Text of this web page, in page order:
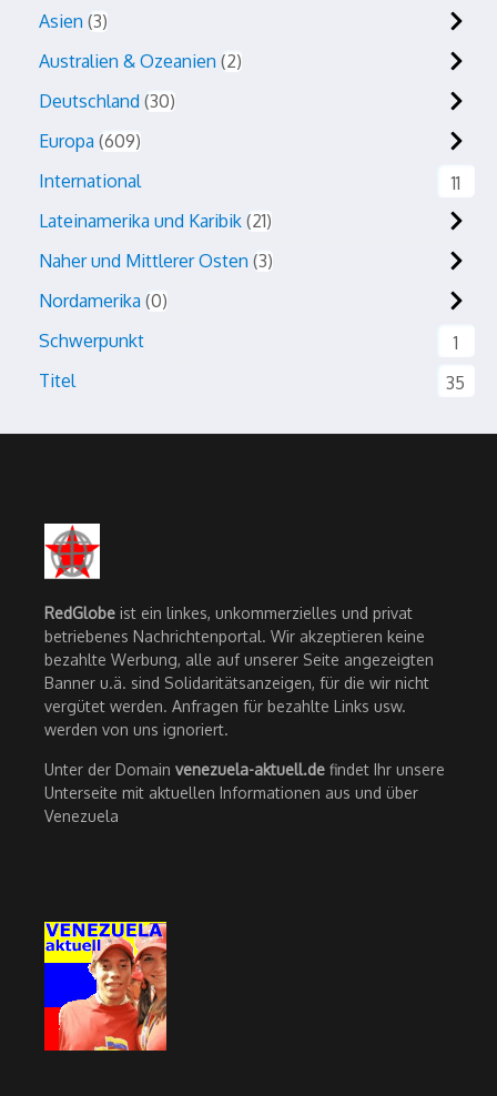
Asien 3
Australien & Ozeanien 2
Deutschland 30
Europa 609
International
11
Lateinamerika und Karibik 21
Naher und Mittlerer Osten 3
Nordamerika 0
Schwerpunkt
1
Titel
35
RedGlobe ist ein linkes, unkommerzielles und privat
betriebenes Nachrichtenportal. Wir akzeptieren keine
bezahlte Werbung, alle auf unserer Seite angezeigten
Banner u.ä. sind Solidaritätsanzeigen, für die wir nicht
vergütet werden. Anfragen für bezahlte Links usw.
werden von uns ignoriert.
Unter der Domain venezuela-aktuell.de findet Ihr unsere
Unterseite mit aktuellen Informationen aus und über
Venezuela